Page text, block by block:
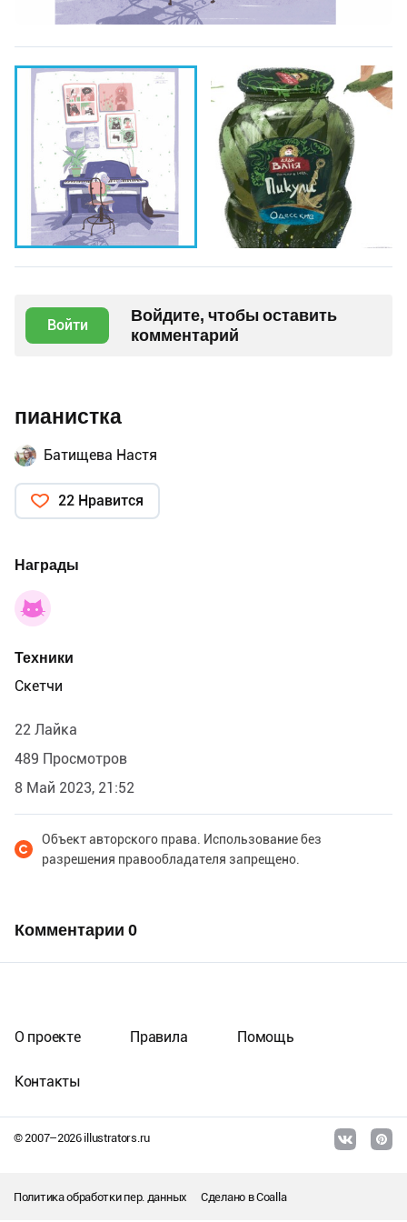
Войти
Войдите, чтобы оставить
комментарий
пианистка
Батищева Настя
22 Нравится
Награды
Техники
Скетчи
22 Лайка
489 Просмотров
8 Май 2023, 21:52
Объект авторского права. Использование без
разрешения правообладателя запрещено.
Комментарии 0
© 2007–2026illustrators.ru
О проекте Правила Помощь
Контакты
Политика обработки пер. данных Сделано вCoalla